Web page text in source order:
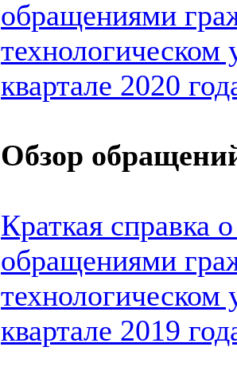
обращениями
технологическом
квартале 2020
Обзор
Краткая справка
обращениями
технологическом
квартале 2019